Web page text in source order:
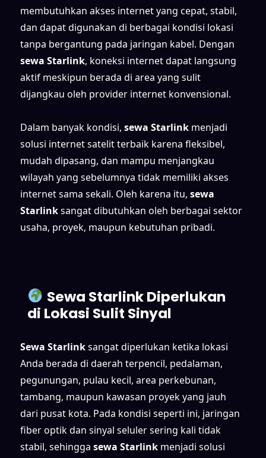
membutuhkan akses internet yang cepat, stabil,
dan dapat digunakan di berbagai kondisi lokasi
tanpa bergantung pada jaringan kabel. Dengan
sewa Starlink, koneksi internet dapat langsung
aktif meskipun berada di area yang sulit
dijangkau oleh provider internet konvensional.
Dalam banyak kondisi, sewa Starlink menjadi
solusi internet satelit terbaik karena fleksibel,
mudah dipasang, dan mampu menjangkau
wilayah yang sebelumnya tidak memiliki akses
internet sama sekali. Oleh karena itu, sewa
Starlinksangat dibutuhkan oleh berbagai sektor
usaha, proyek, maupun kebutuhan pribadi.
Sewa Starlink Diperlukan
di Lokasi Sulit Sinyal
Sewa Starlinksangat diperlukan ketika lokasi
Anda berada di daerah terpencil, pedalaman,
pegunungan, pulau kecil, area perkebunan,
tambang, maupun kawasan proyek yang jauh
dari pusat kota. Pada kondisi seperti ini, jaringan
fiber optik dan sinyal seluler sering kali tidak
stabil, sehingga sewa Starlink menjadi solusi